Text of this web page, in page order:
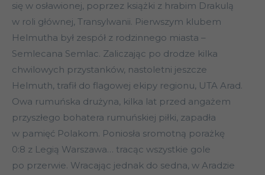
się w osławionej, poprzez książki z hrabim Drakulą
w roli głównej, Transylwanii. Pierwszym klubem
Helmutha był zespół z rodzinnego miasta –
Semlecana Semlac. Zaliczając po drodze kilka
chwilowych przystanków, nastoletni jeszcze
Helmuth, trafił do flagowej ekipy regionu, UTA Arad.
Owa rumuńska drużyna, kilka lat przed angażem
przyszłego bohatera rumuńskiej piłki, zapadła
w pamięć Polakom. Poniosła sromotną porażkę
0:8 z Legią Warszawa… tracąc wszystkie gole
po przerwie. Wracając jednak do sedna, w Aradzie